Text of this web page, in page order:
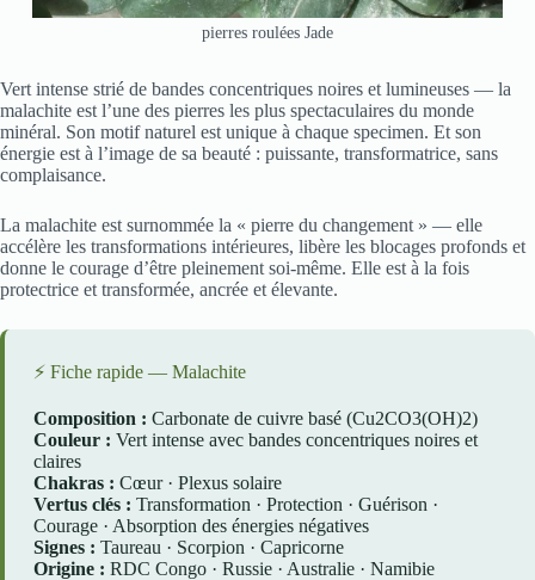
pierres roulées Jade
Vert intense strié de bandes concentriques noires et lumineuses — la
malachite est l’une des pierres les plus spectaculaires du monde
minéral. Son motif naturel est unique à chaque specimen. Et son
énergie est à l’image de sa beauté : puissante, transformatrice, sans
complaisance.
La malachite est surnommée la « pierre du changement » — elle
accélère les transformations intérieures, libère les blocages profonds et
donne le courage d’être pleinement soi-même. Elle est à la fois
protectrice et transformée, ancrée et élevante.
⚡ Fiche rapide — Malachite
Composition : Carbonate de cuivre basé (Cu2CO3(OH)2)
Couleur : Vert intense avec bandes concentriques noires et
claires
Chakras : Cœur · Plexus solaire
Vertus clés : Transformation · Protection · Guérison ·
Courage · Absorption des énergies négatives
Signes : Taureau · Scorpion · Capricorne
Origine : RDC Congo · Russie · Australie · Namibie